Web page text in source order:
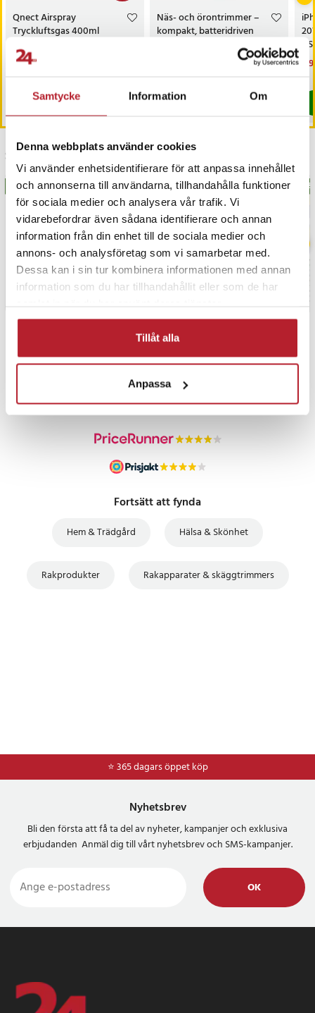
Samtycke Information Om
Denna webbplats använder cookies
Vi använder enhetsidentifierare för att anpassa innehållet
och annonserna till användarna, tillhandahålla funktioner
för sociala medier och analysera vår trafik. Vi
vidarebefordrar även sådana identifierare och annan
information från din enhet till de sociala medier och
annons- och analysföretag som vi samarbetar med.
Dessa kan i sin tur kombinera informationen med annan
information som du har tillhandahållit eller som de har
Tillåt alla
Anpassa
Qnect Airspray
Tryckluftsgas 400ml
Nuvarande pris
49 kr
Köp
Näs- och örontrimmer –
kompakt, batteridriven
och enkel att använda
Senast besökta
BÄSTSÄLJARE
PRISGARANTI
UTFÖRSÄLJNING
Fortsätt att fynda
Hem & Trädgård Hälsa & Skönhet
Rakprodukter Rakapparater & skäggtrimmers
⭐ 365 dagars öppet köp
⭐Frakt 49kr *
Nyhetsbrev
Bli den första att få ta del av nyheter, kampanjer och exklusiva
erbjudanden Anmäl dig till vårt nyhetsbrev och SMS-kampanjer.
OK